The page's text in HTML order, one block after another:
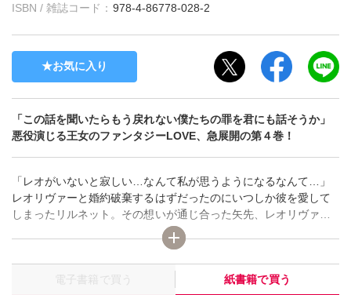
ISBN / 雑誌コード： 978-4-86778-028-2
お気に入り
「この話を聞いたらもう戻れない僕たちの罪を君にも話そうか」
悪役演じる王女のファンタジーLOVE、急展開の第４巻！
「レオがいないと寂しい…なんて私が思うようになるなんて…」
レオリヴァーと婚約破棄するはずだったのにいつしか彼を愛して
しまったリルネット。その想いが通じ合った矢先、レオリヴァー
からある重大な秘密を打ち明けられる。いよいよ国王陛下の崩御
が近づき、王位継承をめぐって様々な思惑が渦巻く王城では不穏
な空気が漂い──。そんな時、突然リーゼリア王国の王女がべべア
ジュールにやってくることになり…！？
電子書籍で買う 紙書籍で買う